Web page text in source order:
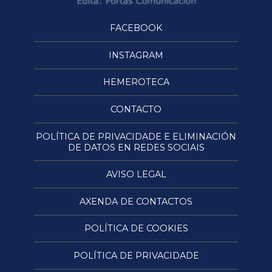
FACEBOOK
INSTAGRAM
HEMEROTECA
CONTACTO
POLÍTICA DE PRIVACIDADE E ELIMINACIÓN
DE DATOS EN REDES SOCIAIS
AVISO LEGAL
AXENDA DE CONTACTOS
POLÍTICA DE COOKIES
POLÍTICA DE PRIVACIDADE